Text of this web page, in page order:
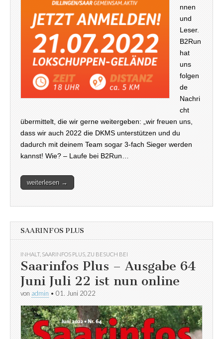
nnen
und
Leser.
B2Run
hat
uns
folgen
de
Nachri
cht
übermittelt, die wir gerne weitergeben: „wir freuen uns,
dass wir auch 2022 die DKMS unterstützen und du
dadurch mit deinem Team sogar 3-fach Sieger werden
kannst! Wie? – Laufe bei B2Run…
weiterlesen →
SAARINFOS PLUS
INHALT, SAARINFOS PLUS ZU BESUCH BEI
Saarinfos Plus – Ausgabe 64
Juni Juli 22 ist nun online
von admin • 01. Juni 2022